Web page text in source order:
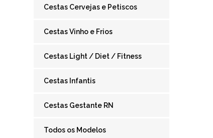
Cestas Cervejas e Petiscos
Cestas Vinho e Frios
Cestas Light / Diet / Fitness
Cestas Infantis
Cestas Gestante RN
Todos os Modelos